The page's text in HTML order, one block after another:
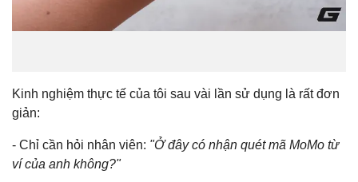
Kinh nghiệm thực tế của tôi sau vài lần sử dụng là rất đơn
giản:
- Chỉ cần hỏi nhân viên: "Ở đây có nhận quét mã MoMo từ
ví của anh không?"